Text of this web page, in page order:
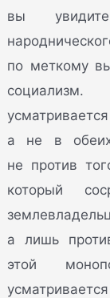
вы увидите
по меткому
а не в
не против
который
а лишь
этой